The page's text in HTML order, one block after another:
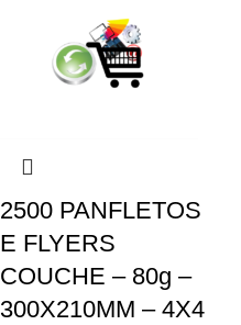
2500 PANFLETOS
E FLYERS
COUCHE – 80g –
300X210MM – 4X4